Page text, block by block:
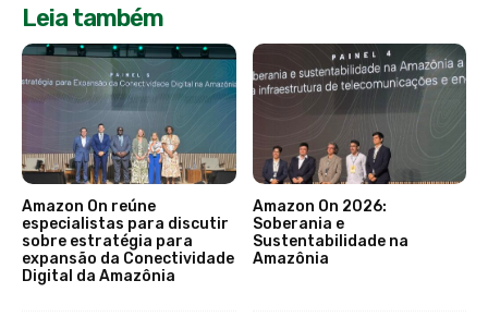
Leia também
Amazon On reúne
especialistas para discutir
sobre estratégia para
expansão da Conectividade
Digital da Amazônia
Amazon On 2026:
Soberania e
Sustentabilidade na
Amazônia